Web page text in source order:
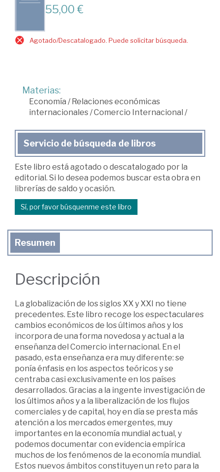
55,00 €
Agotado/Descatalogado. Puede solicitar búsqueda.
Materias:
Economía / Relaciones económicas
internacionales/Comercio Internacional /
Servicio de búsqueda de libros
Este libro está agotado o descatalogado por la
editorial. Si lo desea podemos buscar esta obra en
librerías de saldo y ocasión.
Sí, por favor búsquenme este libro
Resumen
Descripción
La globalización de los siglos XX y XXI no tiene
precedentes. Este libro recoge los espectaculares
cambios económicos de los últimos años y los
incorpora de una forma novedosa y actual a la
enseñanza del Comercio internacional. En el
pasado, esta enseñanza era muy diferente: se
ponía énfasis en los aspectos teóricos y se
centraba casi exclusivamente en los países
desarrollados. Gracias a la ingente investigación de
los últimos años y a la liberalización de los flujos
comerciales y de capital, hoy en día se presta más
atención a los mercados emergentes, muy
importantes en la economía mundial actual, y
podemos documentar con evidencia empírica
muchos de los fenómenos de la economía mundial.
Estos nuevos ámbitos constituyen un reto para la